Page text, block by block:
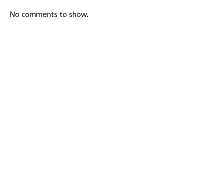
No comments to show.